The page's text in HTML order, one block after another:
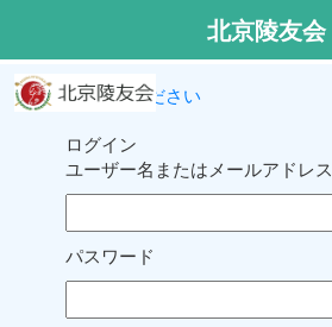
ログインしてください
ログイン
ユーザー名またはメールアドレス
パスワード
北京陵友会